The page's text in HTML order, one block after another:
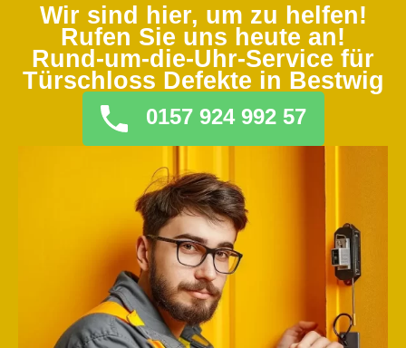
Wir sind hier, um zu helfen!
Rufen Sie uns heute an!
Rund-um-die-Uhr-Service für
Türschloss Defekte in Bestwig
0157 924 992 57